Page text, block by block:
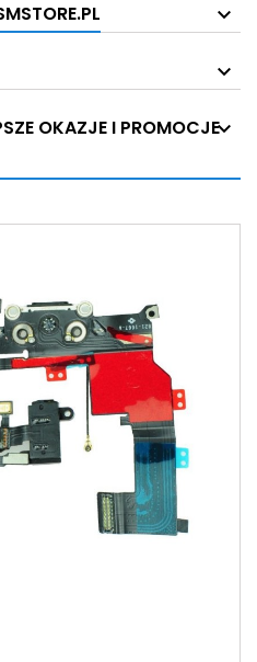
OKAZJE I PROMOCJE